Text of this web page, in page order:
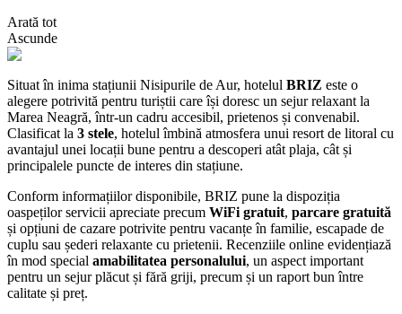
Arată tot
Ascunde
Situat în inima stațiunii Nisipurile de Aur, hotelul BRIZ este o
alegere potrivită pentru turiștii care își doresc un sejur relaxant la
Marea Neagră, într-un cadru accesibil, prietenos și convenabil.
Clasificat la 3 stele, hotelul îmbină atmosfera unui resort de litoral cu
avantajul unei locații bune pentru a descoperi atât plaja, cât și
principalele puncte de interes din stațiune.
Conform informațiilor disponibile, BRIZ pune la dispoziția
oaspeților servicii apreciate precum WiFi gratuit, parcare gratuită
și opțiuni de cazare potrivite pentru vacanțe în familie, escapade de
cuplu sau șederi relaxante cu prietenii. Recenziile online evidențiază
în mod special amabilitatea personalului, un aspect important
pentru un sejur plăcut și fără griji, precum și un raport bun între
calitate și preț.